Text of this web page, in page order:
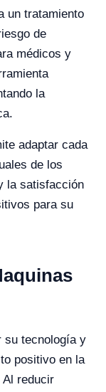
un tratamiento
de
médicos y
la
adaptar cada
de los
la satisfacción
para su
su tecnología y
positivo en la
reducir